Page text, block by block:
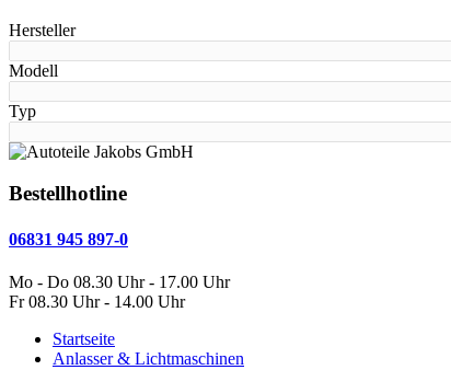
Hersteller
Modell
Typ
Bestellhotline
06831 945 897-0
Mo - Do 08.30 Uhr - 17.00 Uhr
Fr 08.30 Uhr - 14.00 Uhr
Startseite
Anlasser & Lichtmaschinen